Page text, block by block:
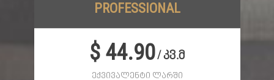
PROFESSIONAL
$ 44.90/ კვ.მ
ექვივალენტი ლარში